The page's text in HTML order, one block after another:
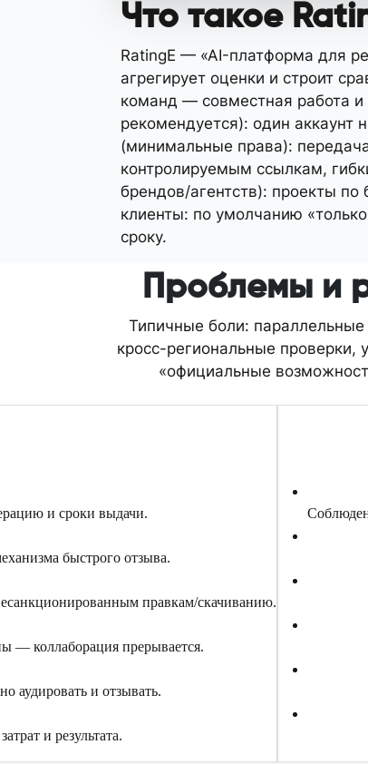
Что такое
RatingE — «AI-платформа для
агрегирует оценки и строит
команд — совместная работа и
рекомендуется): один аккаунт
(минимальные права):
контролируемым ссылкам,
брендов/агентств): проекты
клиенты: по умолчанию
сроку.
Проблемы и
Типичные боли:
кросс-региональные проверки,
«официальные
и сроки выдачи.
быстрого отзыва.
правкам/скачиванию.
— коллаборация прерывается.
аудировать и отзывать.
и результата.